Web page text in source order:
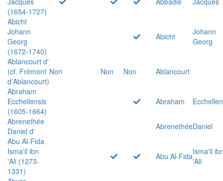
(1654-1727)
Abicht
Johann
Georg
(1672-1740)
Abicht
Johann
Georg
Ablancourt d'
(cf. Frémont
d'Ablancourt)
Non Non Non
Ablancourt
Abraham
Ecchellensis
(1605-1664)
Abraham
Abrenethée
Daniel d'
AbrenethéeDaniel
Abu Al-Fida
Isma'il ibn
'Ali (1273-
1331)
Abu Al-FidaIsma'il
'Ali